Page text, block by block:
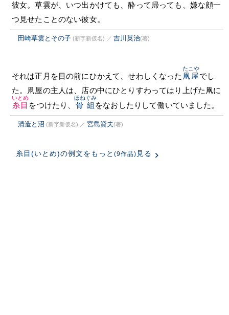
彼女。草雲が、いつ出かけても、酔って帰っても、嫌な顔一
つ見せたことのない彼女。
田崎草雲とその子 (新字新仮名) ／ 吉川英治(著)
それは正月を目の前にひかえて、せわしくなった 凧屋
たこや
でし
た。凧屋の主人は、店の中にひとりすわってはり上げた凧に
糸目
いとめ
をつけたり、 骨組
ほねぐみ
をなおしたりして働いていました。
清造と沼 (新字新仮名) ／ 宮島資夫(著)
糸目(いとめ)の例文をもっと (9作品) 見る